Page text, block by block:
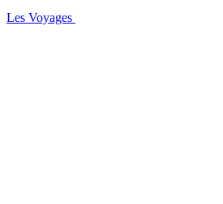
Les Voyages